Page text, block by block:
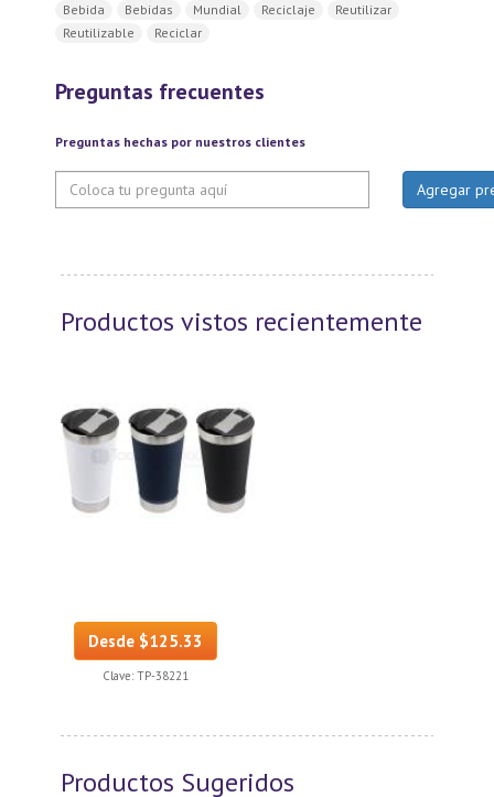
Bebida
Bebidas Mundial Reciclaje
Reutilizar
Reutilizable
Reciclar
Preguntas frecuentes
Preguntas hechas por nuestros clientes
Productos vistos recientemente
Desde $125.33
Clave: TP-38221
Productos Sugeridos